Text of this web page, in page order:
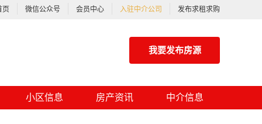
页 微信公众号 会员中心 入驻中介公司 发布求租求购
我要发布房源
小区信息 房产资讯 中介信息